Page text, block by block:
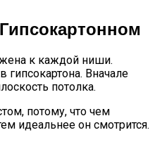
к каждой ниши.
гипсокартона. Вначале
потолка.
потому, что чем
идеальнее он смотрится.